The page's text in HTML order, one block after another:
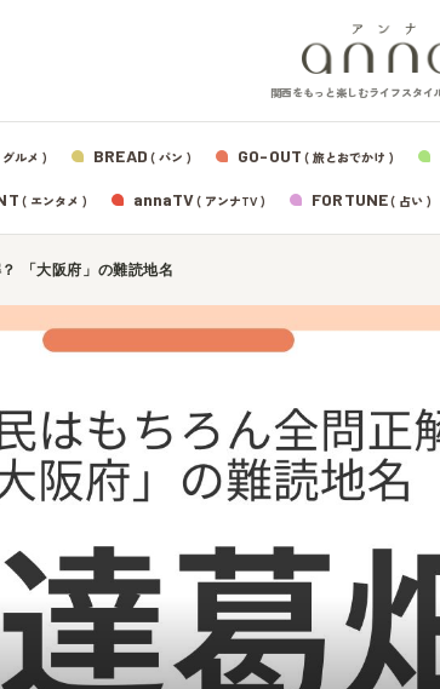
関西をもっと楽しむライフスタイ
ルメ ) BREAD ( パン ) GO-OUT ( 旅とおでかけ )
( エンタメ ) annaTV( アンナTV ) FORTUNE( 占い )
「大阪府」の難読地名